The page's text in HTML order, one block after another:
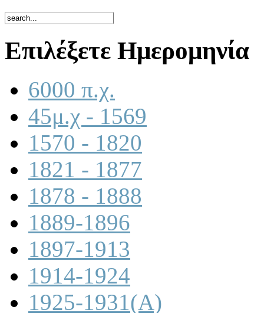
Επιλέξετε Ημερομηνία
6000 π.χ.
45μ.χ - 1569
1570 - 1820
1821 - 1877
1878 - 1888
1889-1896
1897-1913
1914-1924
1925-1931(A)